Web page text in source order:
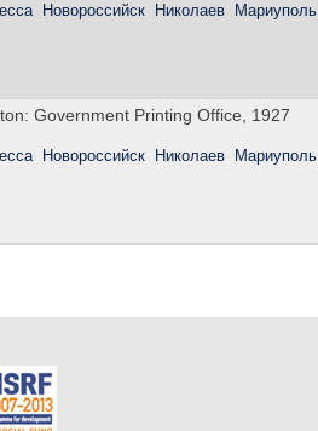
Новороссийск Николаев Мариуполь
Government Printing Office, 1927
Новороссийск Николаев Мариуполь